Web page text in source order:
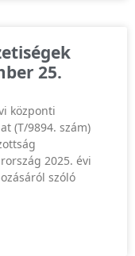
25.
központi
(T/9894. szám)
2025. évi
szóló